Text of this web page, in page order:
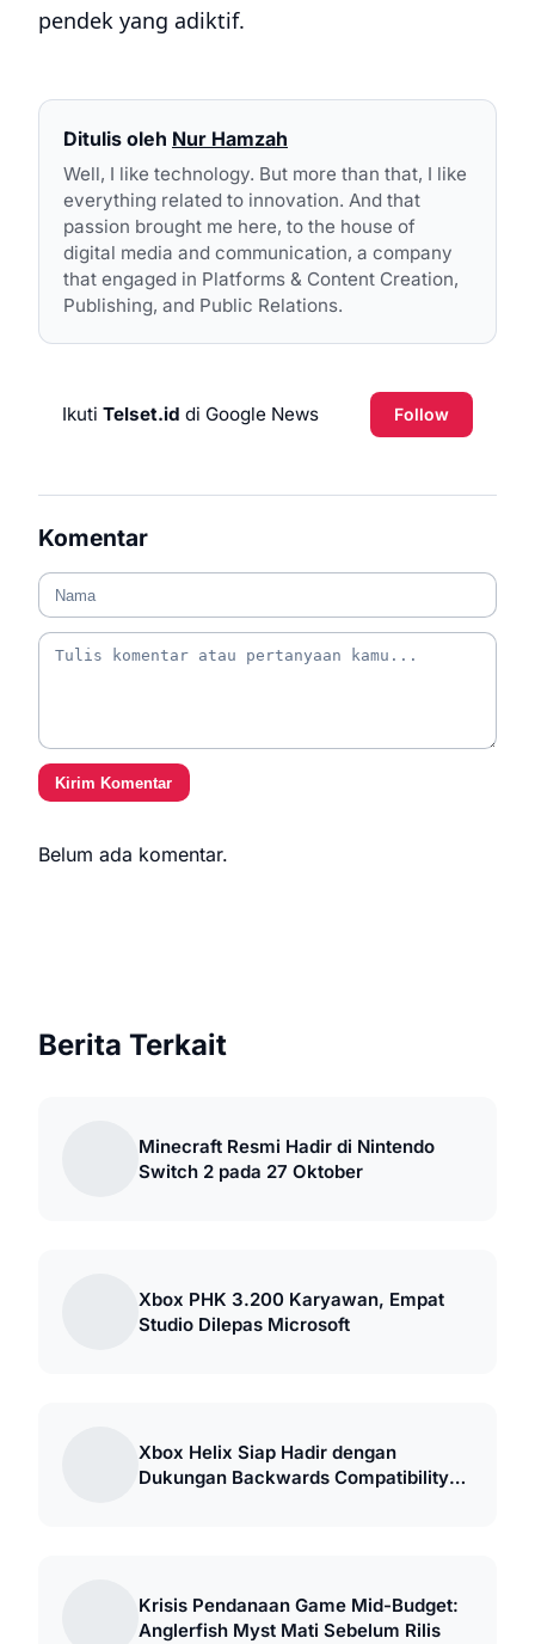
pendek yang adiktif.
Ditulis oleh Nur Hamzah
Well, I like technology. But more than that, I like
everything related to innovation. And that
passion brought me here, to the house of
digital media and communication, a company
that engaged in Platforms & Content Creation,
Publishing, and Public Relations.
Ikuti Telset.id di Google News Follow
Komentar
Kirim Komentar
Belum ada komentar.
Berita Terkait
Minecraft Resmi Hadir di Nintendo
Switch 2 pada 27 Oktober
Xbox PHK 3.200 Karyawan, Empat
Studio Dilepas Microsoft
Xbox Helix Siap Hadir dengan
Dukungan Backwards Compatibility
Krisis Pendanaan Game Mid-Budget:
Anglerfish Myst Mati Sebelum Rilis